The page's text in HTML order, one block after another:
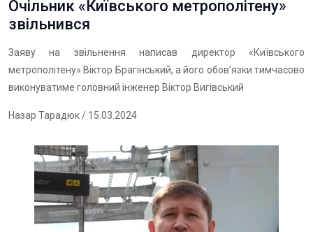
Очільник «Київського метрополітену»
звільнився
Заяву на звільнення написав директор «Київського
метрополітену» Віктор Брагінський, а його обов’язки тимчасово
виконуватиме головний інженер Віктор Вигівський
Назар Тарадюк/ 15.03.2024